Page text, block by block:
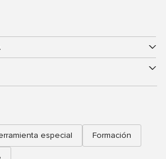
especial Formación